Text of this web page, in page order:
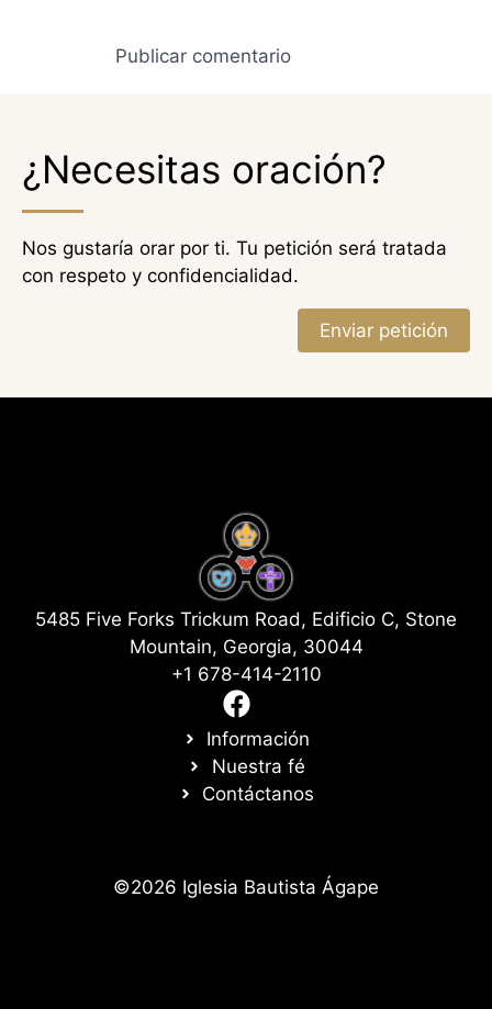
¿Necesitas oración?
Nos gustaría orar por ti. Tu petición será tratada
con respeto y confidencialidad.
Enviar petición
5485 Five Forks Trickum Road, Edificio C, Stone
Mountain, Georgia, 30044
+1 678-414-2110
Información
Nuestra fé
Contáctanos
©2026 Iglesia Bautista Ágape